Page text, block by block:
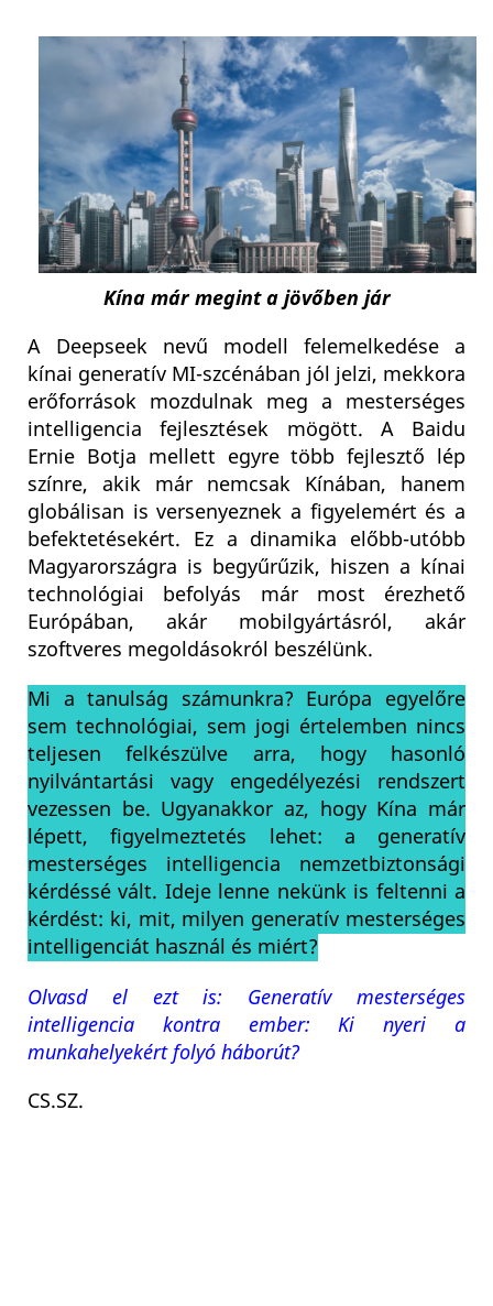
Kína már megint a jövőben jár
A Deepseek nevű modell felemelkedése a
kínai generatív MI-szcénában jól jelzi, mekkora
erőforrások mozdulnak meg a mesterséges
intelligencia fejlesztések mögött. A Baidu
Ernie Botja mellett egyre több fejlesztő lép
színre, akik már nemcsak Kínában, hanem
globálisan is versenyeznek a figyelemért és a
befektetésekért. Ez a dinamika előbb-utóbb
Magyarországra is begyűrűzik, hiszen a kínai
technológiai befolyás már most érezhető
Európában, akár mobilgyártásról, akár
szoftveres megoldásokról beszélünk.
Mi a tanulság számunkra? Európa egyelőre
sem technológiai, sem jogi értelemben nincs
teljesen felkészülve arra, hogy hasonló
nyilvántartási vagy engedélyezési rendszert
vezessen be. Ugyanakkor az, hogy Kína már
lépett, figyelmeztetés lehet: a generatív
mesterséges intelligencia nemzetbiztonsági
kérdéssé vált. Ideje lenne nekünk is feltenni a
kérdést: ki, mit, milyen generatív mesterséges
intelligenciát használ és miért?
Olvasd el ezt is: Generatív mesterséges
intelligencia kontra ember: Ki nyeri a
munkahelyekért folyó háborút?
CS.SZ.